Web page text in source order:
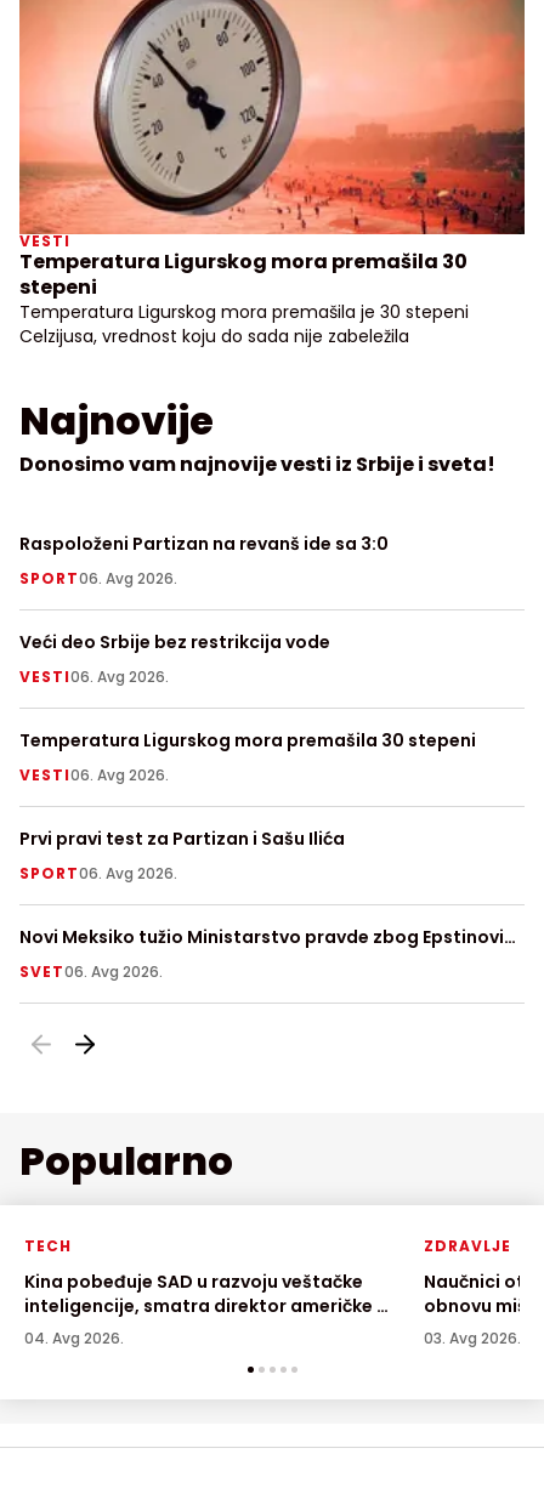
Najnovije
Donosimo vam najnovije vesti iz Srbije i sveta!
Raspoloženi Partizan na revanš ide sa 3:0
SPORT06. Avg 2026.
Veći deo Srbije bez restrikcija vode
VESTI06. Avg 2026.
Temperatura Ligurskog mora premašila 30 stepeni
VESTI06. Avg 2026.
Prvi pravi test za Partizan i Sašu Ilića
SPORT06. Avg 2026.
Novi Meksiko tužio Ministarstvo pravde zbog Epstinovih
dosijea
SVET06. Avg 2026.
VESTI
Temperatura Ligurskog mora premašila 30
stepeni
Temperatura Ligurskog mora premašila je 30 stepeni
Celzijusa, vrednost koju do sada nije zabeležila
Popularno
TECH
Kina pobeđuje SAD u razvoju veštačke
inteligencije, smatra direktor američke AI
kompanije
04. Avg 2026.
ZDRAVLJE
Naučnici
obnovu
03. Avg 2026.